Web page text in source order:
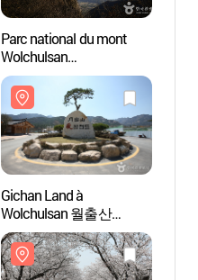
Parc national du mont
Wolchulsan
(월출산국립공원)
Gichan Land à
Wolchulsan 월출산
기찬랜드